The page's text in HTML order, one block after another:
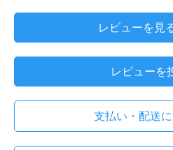
レビューを見
レビューを
支払い・配送